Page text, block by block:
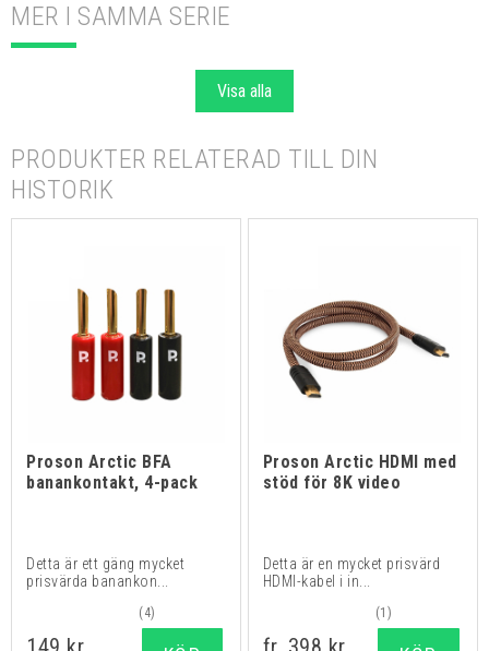
MER I SAMMA SERIE
Visa alla
PRODUKTER RELATERAD TILL DIN
HISTORIK
Proson Arctic BFA
banankontakt, 4-pack
Detta är ett gäng mycket
prisvärda banankon...
(4)
Proson Arctic HDMI med
stöd för 8K video
Detta är en mycket prisvärd
HDMI-kabel i in...
(1)